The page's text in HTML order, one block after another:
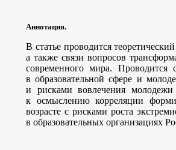
Аннотация.
В статье проводится
а также связи вопросов
современного мира. Проводится
в образовательной сфере и
и рисками вовлечения молодежи
к осмыслению корреляции
возрасте с рисками роста
в образовательных организациях